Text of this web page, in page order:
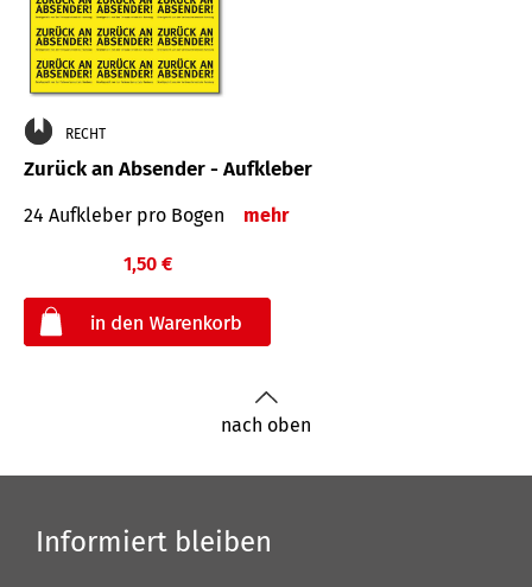
RECHT
Zurück an Absender - Aufkleber
24 Aufkleber pro Bogen mehr
1,50 €
nach oben
Informiert bleiben